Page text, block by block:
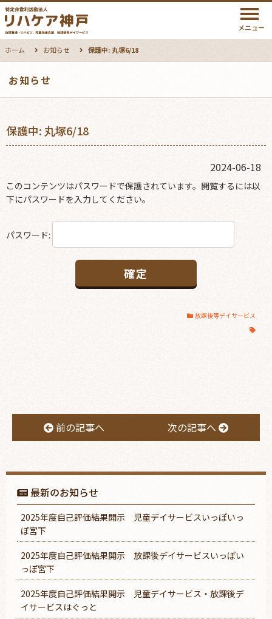
メニュー
ホーム お知らせ 保護中: 丸塚6/18
お知らせ
保護中: 丸塚6/18
2024-06-18
このコンテンツはパスワードで保護されています。閲覧するには以
下にパスワードを入力してください。
パスワード:
放課後等デイサービス
前の記事へ 次の記事へ
最新のお知らせ
2025年度自己評価結果開示 児童デイサービスいっぽいっ
ぽ宮下
2025年度自己評価結果開示 放課後デイサービスいっぽい
っぽ宮下
2025年度自己評価結果開示 児童デイサービス・放課後デ
イサービスはぐっと